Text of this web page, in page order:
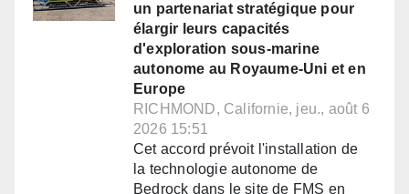
un partenariat stratégique pour
élargir leurs capacités
d'exploration sous-marine
autonome au Royaume-Uni et en
Europe
RICHMOND, Californie, jeu., août 6
2026 15:51
Cet accord prévoit l'installation de
la technologie autonome de
Bedrock dans le site de FMS en